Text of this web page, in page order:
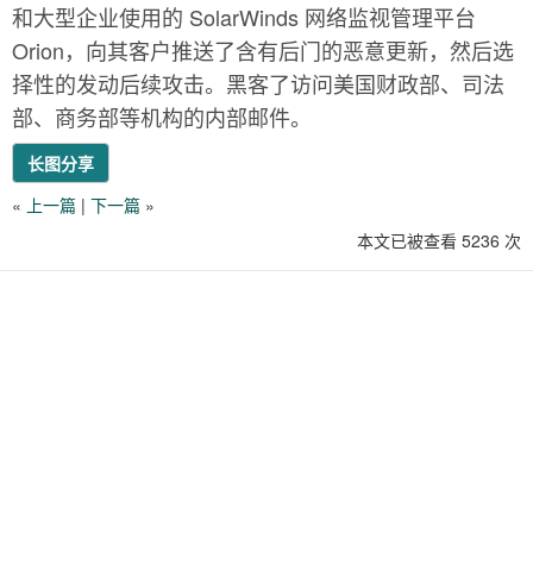
和大型企业使用的 SolarWinds 网络监视管理平台
Orion，向其客户推送了含有后门的恶意更新，然后选
择性的发动后续攻击。黑客了访问美国财政部、司法
部、商务部等机构的内部邮件。
长图分享
« 上一篇 | 下一篇 »
本文已被查看 5236 次